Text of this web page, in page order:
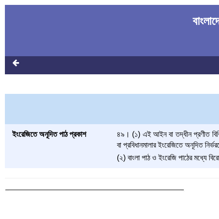
ইংরেজিতে অনূদিত পাঠ প্রকাশ
৪৯। (১) এই আইন বা তদ্‌ধীন প্রণীত বিধি
বা প্রবিধানমালার ইংরেজিতে অনূদিত
(২) বাংলা পাঠ ও ইংরেজি পাঠের মধ্যে